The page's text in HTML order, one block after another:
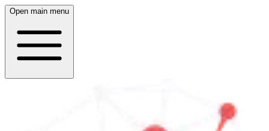
Open main menu